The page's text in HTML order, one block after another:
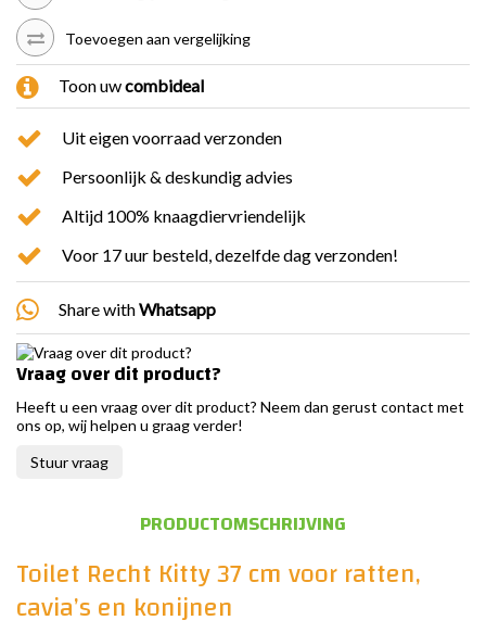
Toevoegen aan vergelijking
Toon uwcombideal
Uit eigen voorraad verzonden
Persoonlijk & deskundig advies
Altijd 100% knaagdiervriendelijk
Voor 17 uur besteld, dezelfde dag verzonden!
Share withWhatsapp
Vraag over dit product?
Heeft u een vraag over dit product? Neem dan gerust contact met
ons op, wij helpen u graag verder!
Stuur vraag
PRODUCTOMSCHRIJVING
Toilet Recht Kitty 37 cm voor ratten,
cavia’s en konijnen